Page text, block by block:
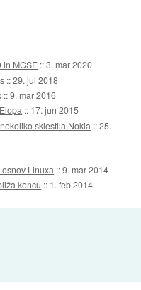
in MCSE ::3. mar 2020
::29. jul 2018
::9. mar 2016
:: 17. jun 2015
sklestila Nokia ::25.
Linuxa ::9. mar 2014
koncu :: 1. feb 2014